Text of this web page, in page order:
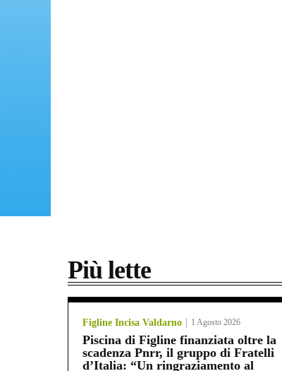
Più lette
Figline Incisa Valdarno 1 Agosto 2026
Piscina di Figline finanziata oltre la
scadenza Pnrr, il gruppo di Fratelli
d’Italia: “Un ringraziamento al